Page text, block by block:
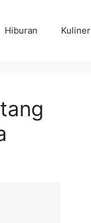
Hiburan Kuliner